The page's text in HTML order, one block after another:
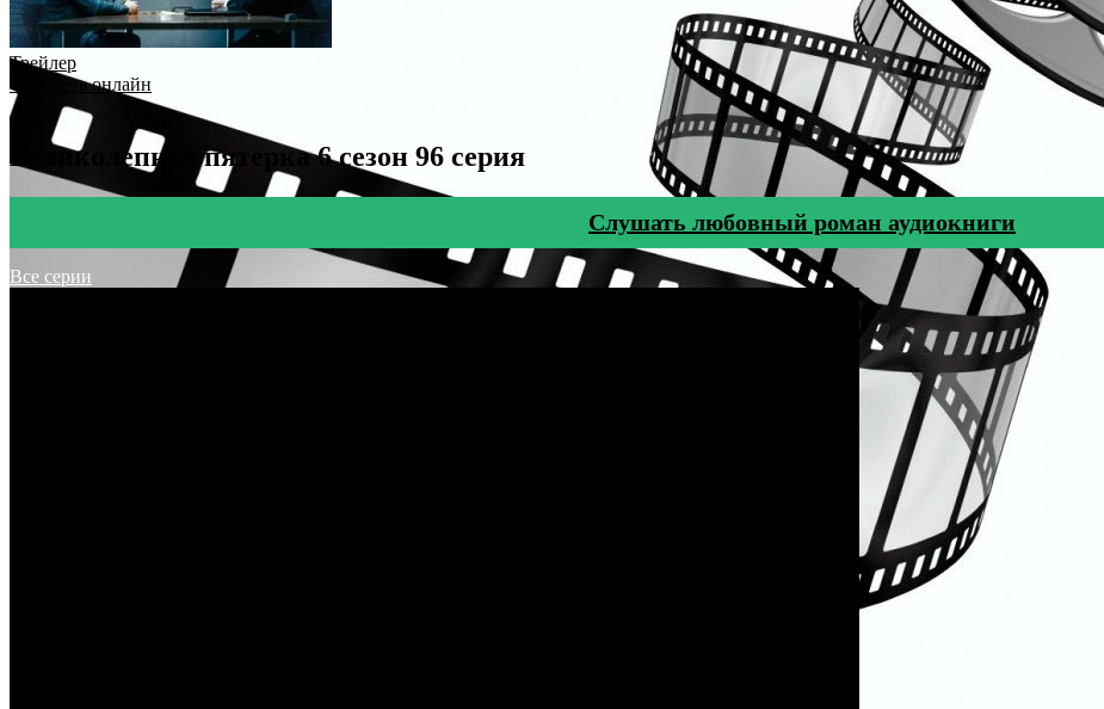
Трейлер
Смотреть онлайн
Великолепная пятерка 6 сезон 96 серия
Cлушать любовный роман аудиокниги
Все серии